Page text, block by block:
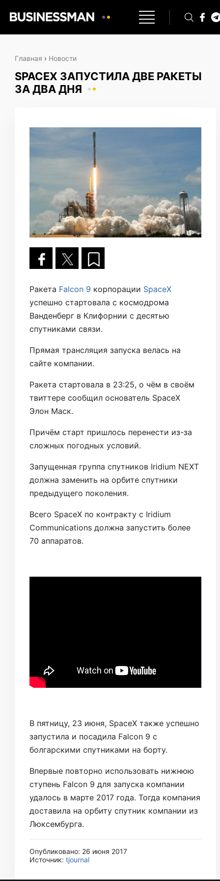
Главная › Новости
SPACEX ЗАПУСТИЛА ДВЕ РАКЕТЫ
ЗА ДВА ДНЯ
Ракета Falcon 9 корпорации SpaceX
успешно стартовала с космодрома
Ванденберг в Клифорнии с десятью
спутниками связи.
Прямая трансляция запуска велась на
сайте компании.
Ракета стартовала в 23:25, о чём в своём
твиттере сообщил основатель SpaceX
Элон Маск.
Причём старт пришлось перенести из-за
сложных погодных условий.
Запущенная группа спутников Iridium NEXT
должна заменить на орбите спутники
предыдущего поколения.
Всего SpaceX по контракту с Iridium
Communications должна запустить более
70 аппаратов.
В пятницу, 23 июня, SpaceX также успешно
запустила и посадила Falcon 9 с
болгарскими спутниками на борту.
Впервые повторно использовать нижнюю
ступень Falcon 9 для запуска компании
удалось в марте 2017 года. Тогда компания
доставила на орбиту спутник компании из
Люксембурга.
Опубликовано: 26 июня 2017
Источник: tjournal